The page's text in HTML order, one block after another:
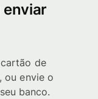
enviar
cartão de
ou envie o
banco.